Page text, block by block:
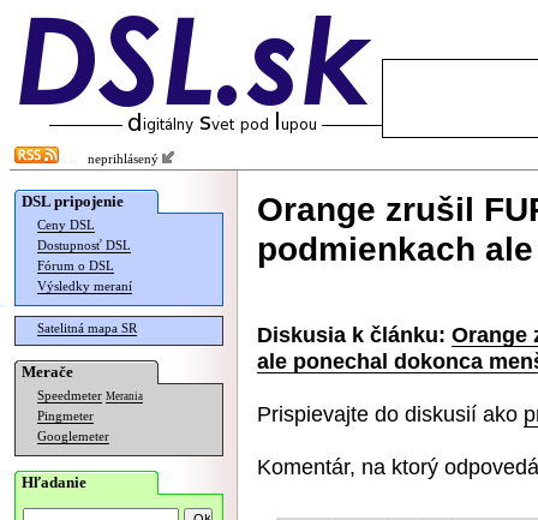
neprihlásený
DSL pripojenie
Ceny DSL
Dostupnosť DSL
Fórum o DSL
Výsledky meraní
Satelitná mapa SR
Merače
Speedmeter Merania
Pingmeter
Googlemeter
Hľadanie
Orange zrušil
podmienkach
Diskusia k článku: Orange
ale ponechal dokonca
Prispievajte do diskusií ako
Komentár, na ktorý